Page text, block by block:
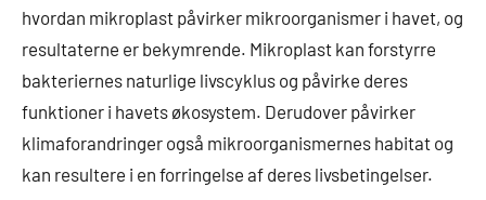
hvordan mikroplast påvirker mikroorganismer i havet, og
resultaterne er bekymrende. Mikroplast kan forstyrre
bakteriernes naturlige livscyklus og påvirke deres
funktioner i havets økosystem. Derudover påvirker
klimaforandringer også mikroorganismernes habitat og
kan resultere i en forringelse af deres livsbetingelser.